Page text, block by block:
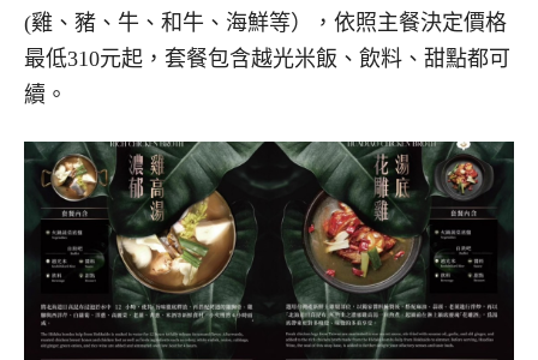
(雞、豬、牛、和牛、海鮮等），依照主餐決定價格
最低310元起，套餐包含越光米飯、飲料、甜點都可
續。